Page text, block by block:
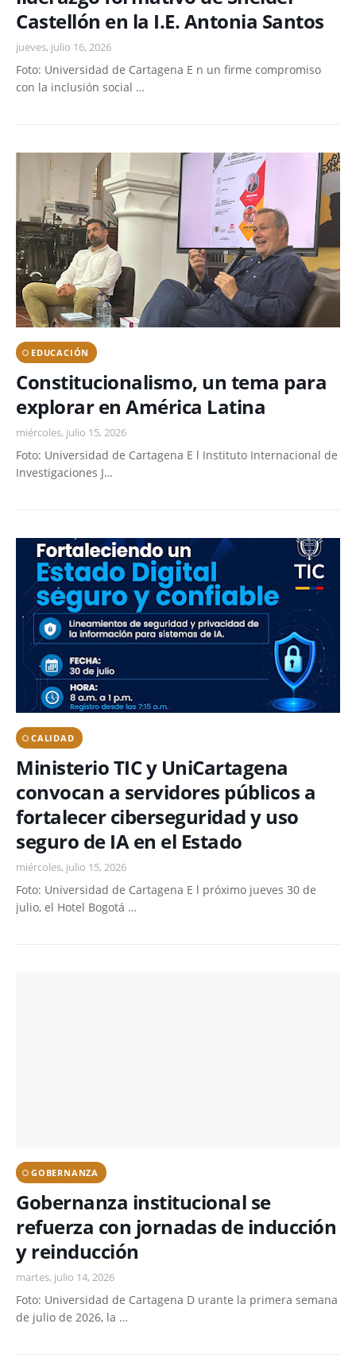
Castellón en la I.E. Antonia Santos
jueves, julio 16, 2026
Foto: Universidad de Cartagena E n un firme compromiso
con la inclusión social …
EDUCACIÓN
Constitucionalismo, un tema para
explorar en América Latina
miércoles, julio 15, 2026
Foto: Universidad de Cartagena E l Instituto Internacional de
Investigaciones J…
CALIDAD
Ministerio TIC y UniCartagena
convocan a servidores públicos a
fortalecer ciberseguridad y uso
seguro de IA en el Estado
miércoles, julio 15, 2026
Foto: Universidad de Cartagena E l próximo jueves 30 de
julio, el Hotel Bogotá …
GOBERNANZA
Gobernanza institucional se
refuerza con jornadas de inducción
y reinducción
martes, julio 14, 2026
Foto: Universidad de Cartagena D urante la primera semana
de julio de 2026, la …